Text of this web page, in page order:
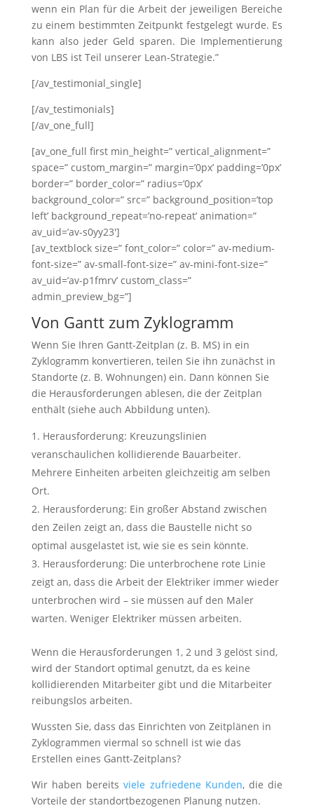
wenn ein Plan für die Arbeit der jeweiligen Bereiche
zu einem bestimmten Zeitpunkt festgelegt wurde. Es
kann also jeder Geld sparen. Die Implementierung
von LBS ist Teil unserer Lean-Strategie.”
[/av_testimonial_single]
[/av_testimonials]
[/av_one_full]
[av_one_full first min_height=” vertical_alignment=”
space=” custom_margin=” margin=’0px’ padding=’0px’
border=” border_color=” radius=’0px’
background_color=” src=” background_position=’top
left’ background_repeat=’no-repeat’ animation=”
av_uid=’av-s0yy23′]
[av_textblock size=” font_color=” color=” av-medium-
font-size=” av-small-font-size=” av-mini-font-size=”
av_uid=’av-p1fmrv’ custom_class=”
admin_preview_bg=”]
Von Gantt zum Zyklogramm
Wenn Sie Ihren Gantt-Zeitplan (z. B. MS) in ein
Zyklogramm konvertieren, teilen Sie ihn zunächst in
Standorte (z. B. Wohnungen) ein. Dann können Sie
die Herausforderungen ablesen, die der Zeitplan
enthält (siehe auch Abbildung unten).
Herausforderung: Kreuzungslinien
veranschaulichen kollidierende Bauarbeiter.
Mehrere Einheiten arbeiten gleichzeitig am selben
Ort.
Herausforderung: Ein großer Abstand zwischen
den Zeilen zeigt an, dass die Baustelle nicht so
optimal ausgelastet ist, wie sie es sein könnte.
Herausforderung: Die unterbrochene rote Linie
zeigt an, dass die Arbeit der Elektriker immer wieder
unterbrochen wird – sie müssen auf den Maler
warten. Weniger Elektriker müssen arbeiten.
Wenn die Herausforderungen 1, 2 und 3 gelöst sind,
wird der Standort optimal genutzt, da es keine
kollidierenden Mitarbeiter gibt und die Mitarbeiter
reibungslos arbeiten.
Wussten Sie, dass das Einrichten von Zeitplänen in
Zyklogrammen viermal so schnell ist wie das
Erstellen eines Gantt-Zeitplans?
Wir haben bereitsviele zufriedene Kunden, die die
Vorteile der standortbezogenen Planung nutzen.